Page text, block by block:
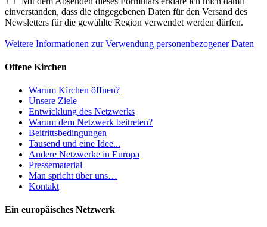
einverstanden, dass die eingegebenen Daten für den Versand des
Newsletters für die gewählte Region verwendet werden dürfen.
Weitere Informationen zur Verwendung personenbezogener Daten
Offene Kirchen
Warum Kirchen öffnen?
Unsere Ziele
Entwicklung des Netzwerks
Warum dem Netzwerk beitreten?
Beitrittsbedingungen
Tausend und eine Idee...
Andere Netzwerke in Europa
Pressematerial
Man spricht über uns…
Kontakt
Ein europäisches Netzwerk